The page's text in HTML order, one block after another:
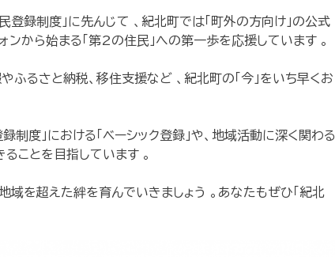
録制度」に先んじて 、紀北町では「町外の方向け」の公式
ンから始まる「第2の住民」への第一歩を応援しています 。
やふるさと納税、移住支援など 、紀北町の「今」をいち早くお
制度」における「ベーシック登録」や、地域活動に深く関わる
ることを目指しています 。
を超えた絆を育んでいきましょう 。あなたもぜひ「紀北